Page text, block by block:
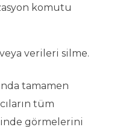
komutu
verileri silme.
tamamen
tüm
görmelerini